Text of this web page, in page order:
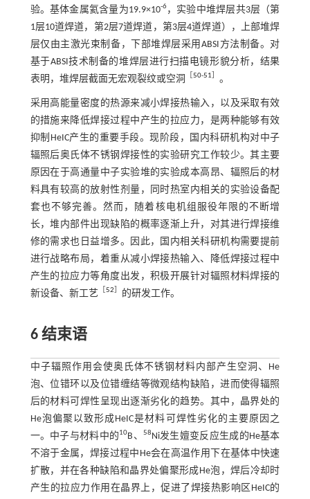
验。基体金属氦含量为19.9×10-6，实验中堆焊层共3层（第
1层10道焊道，第2层7道焊道，第3层4道焊道），上部堆焊
层仅由主激光束制备，下部堆焊层采用ABSI方法制备。对
基于ABSI技术制备的堆焊层进行扫描电镜形貌分析，结果
表明，堆焊层截面无宏观裂纹或空洞
［50-51］ 。
采用高能量密度的热源来减小焊接热输入，以及采取有效
的措施来降低焊接过程中产生的拉应力，是两种能够有效
抑制HeIC产生的重要手段。现阶段，国内科研机构对中子
辐照后奥氏体不锈钢焊接性的实验研究工作较少。其主要
原因在于高通量中子实验堆的实验成本高昂、辐照后的材
料具有较高的放射性剂量，同时热室内相关的实验设备配
套也不够完善。然而，随着核电机组服役年限的不断增
长，堆内部件出现缺陷的概率逐渐上升，对其进行焊接维
修的需求也日益增多。因此，国内相关科研机构需要提前
进行战略布局，着重从减小焊接热输入、降低焊接过程中
产生的拉应力等角度出发，积极开展针对辐照材料焊接的
新设备、新工艺 ［52］ 的研发工作。
6 结束语
中子辐照作用会使奥氏体不锈钢材料内部产生空洞、He
泡、位错环以及位错缠结等微观结构缺陷，进而使得辐照
后的材料可焊性呈现出逐渐劣化的趋势。其中，晶界处的
He泡偏聚以致形成HeIC是材料可焊性劣化的主要原因之
一。中子与材料中的10B、 58Ni发生嬗变反应生成的He基本
不溶于金属，焊接过程中He会在高温作用下在基体中快速
扩散，并在各种缺陷和晶界处偏聚形成He泡，焊后冷却时
产生的拉应力作用在晶界上，促进了焊接热影响区HeIC的